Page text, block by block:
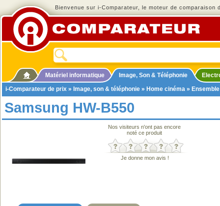
Bienvenue sur i-Comparateur, le moteur de comparaison
Matériel informatique Image, Son & Téléphonie
i-Comparateur de prix » Image, son & téléphonie » Home cinéma »
Samsung HW-B550
Nos visiteurs n'ont pas encore
noté ce produit
Je donne mon avis !